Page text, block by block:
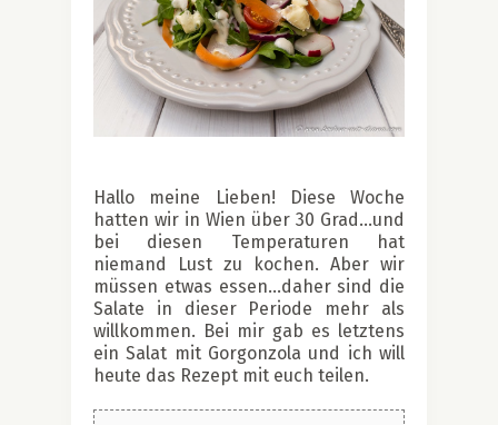
Hallo meine Lieben! Diese Woche
hatten wir in Wien über 30 Grad…und
bei diesen Temperaturen hat
niemand Lust zu kochen. Aber wir
müssen etwas essen…daher sind die
Salate in dieser Periode mehr als
willkommen. Bei mir gab es letztens
ein Salat mit Gorgonzola und ich will
heute das Rezept mit euch teilen.